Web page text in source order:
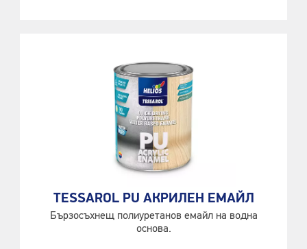
TESSAROL PU АКРИЛЕН ЕМАЙЛ
Бързосъхнещ полиуретанов емайл на водна
основа.